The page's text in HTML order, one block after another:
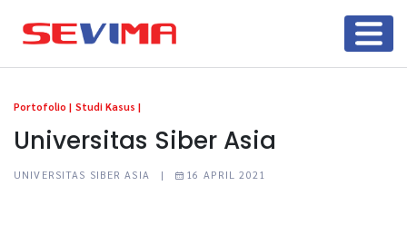
Portofolio | Studi Kasus |
Universitas Siber Asia
UNIVERSITAS SIBER ASIA | 16 APRIL 2021